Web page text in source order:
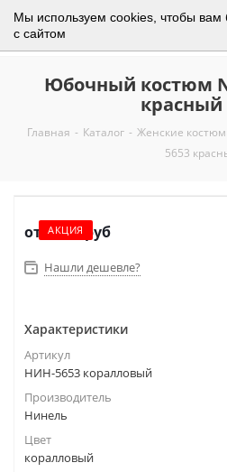
Мы используем cookies, чтобы вам
с сайтом
Юбочный костюм
красный
Главная - Каталог - Женские
5653
АКЦИЯ
от 5 750 руб
Нашли дешевле?
Характеристики
Артикул
НИН-5653 коралловый
Производитель
Нинель
Цвет
коралловый